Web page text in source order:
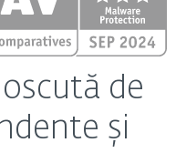
de
și